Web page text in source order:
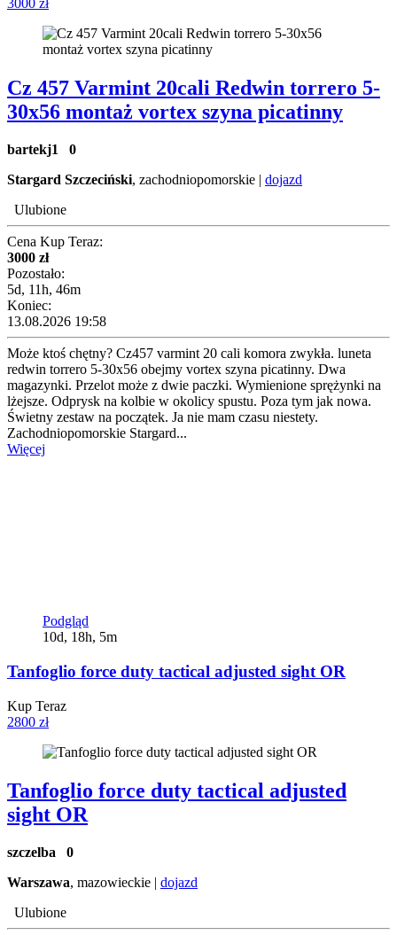
3000 zł
Cz 457 Varmint 20cali Redwin torrero 5-
30x56 montaż vortex szyna picatinny
bartekj1 0
Stargard Szczeciński, zachodniopomorskie | dojazd
Ulubione
Cena Kup Teraz:
3000 zł
Pozostało:
5d, 11h, 46m
Koniec:
13.08.2026 19:58
Może ktoś chętny? Cz457 varmint 20 cali komora zwykła. luneta
redwin torrero 5-30x56 obejmy vortex szyna picatinny. Dwa
magazynki. Przelot może z dwie paczki. Wymienione sprężynki na
lżejsze. Odprysk na kolbie w okolicy spustu. Poza tym jak nowa.
Świetny zestaw na początek. Ja nie mam czasu niestety.
Zachodniopomorskie Stargard...
Więcej
Podgląd
10d, 18h, 5m
Tanfoglio force duty tactical adjusted sight OR
Kup Teraz
2800 zł
Tanfoglio force duty tactical adjusted
sight OR
szczelba 0
Warszawa, mazowieckie | dojazd
Ulubione